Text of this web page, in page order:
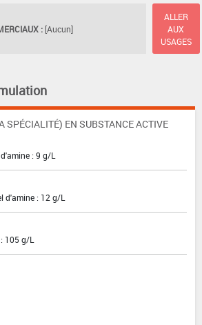
: [Aucun]
ALLER
AUX
USAGES
SPÉCIALITÉ) EN SUBSTANCE ACTIVE
: 9 g/L
d'amine : 12 g/L
105 g/L